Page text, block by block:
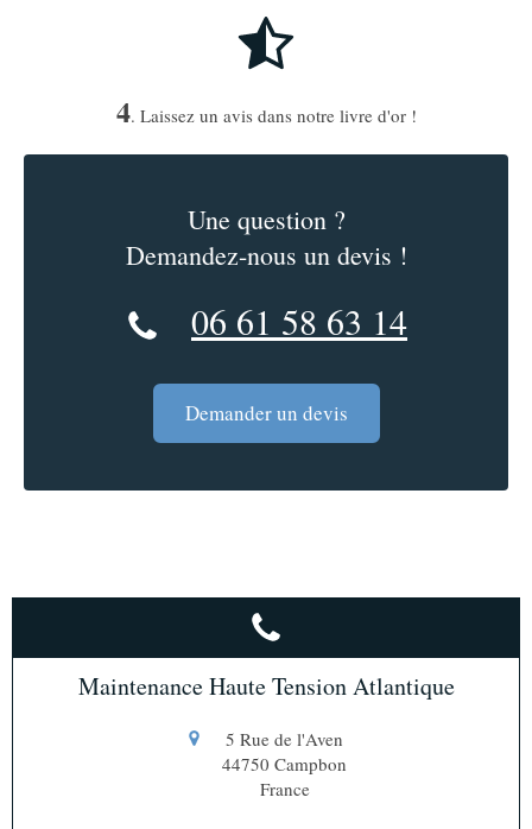
4. Laissez un avis dans notre livre d'or !
Une question ?
Demandez-nous un devis !
06 61 58 63 14
Demander un devis
Maintenance Haute Tension Atlantique
5 Rue de l'Aven
44750 Campbon
France